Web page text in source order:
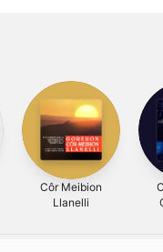
Côr Meibion
Llanelli